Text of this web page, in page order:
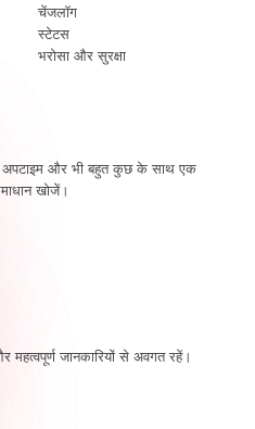
चेंजलॉग
स्टेटस
भरोसा और सुरक्षा
अपटाइम और भी बहुत कुछ के साथ एक
खोजें।
महत्वपूर्ण जानकारियों से अवगत रहें।